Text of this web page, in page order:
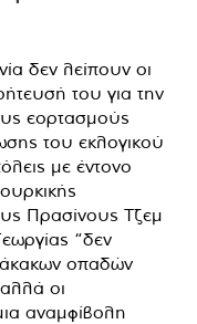
δεν λείπουν οι
του για την
εορτασμούς
του εκλογικού
με έντονο
Πρασίνους Τζεμ
“δεν
άκακων οπαδών
οι
αναμφίβολη